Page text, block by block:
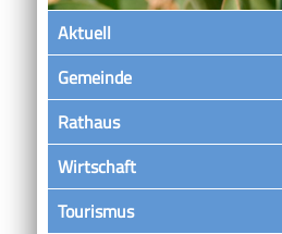
Aktuell
Gemeinde
Rathaus
Wirtschaft
Tourismus